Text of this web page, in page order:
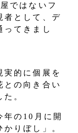
ではないフ
者として、デ
ってきまし
実的に個展を
との向き合い
。
年の10月に開
りぼし」。